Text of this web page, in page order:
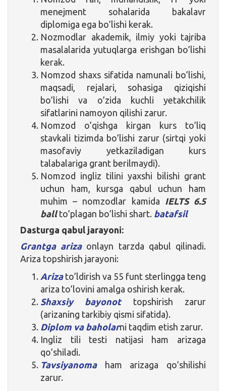
menejment sohalarida bakalavr
diplomiga ega bo’lishi kerak.
Nozmodlar akademik, ilmiy yoki tajriba
masalalarida yutuqlarga erishgan bo’lishi
kerak.
Nomzod shaxs sifatida namunali bo’lishi,
maqsadi, rejalari, sohasiga qiziqishi
bo’lishi va o’zida kuchli yetakchilik
sifatlarini namoyon qilishi zarur.
Nomzod o’qishga kirgan kurs to’liq
stavkali tizimda bo’lishi zarur (sirtqi yoki
masofaviy yetkaziladigan kurs
talabalariga grant berilmaydi).
Nomzod ingliz tilini yaxshi bilishi grant
uchun ham, kursga qabul uchun ham
muhim – nomzodlar kamida
IELTS 6.5
ballto’plagan bo’lishi shart. batafsil
Dasturga qabul jarayoni:
Grantga arizaonlayn tarzda qabul qilinadi.
Ariza topshirish jarayoni:
Arizato’ldirish va 55 funt sterlingga teng
ariza to’lovini amalga oshirish kerak.
Shaxsiy bayonottopshirish zarur
(arizaning tarkibiy qismi sifatida).
Diplom va baholarni taqdim etish zarur.
Ingliz tili testi natijasi ham arizaga
qo’shiladi.
Tavsiyanomaham arizaga qo’shilishi
zarur.